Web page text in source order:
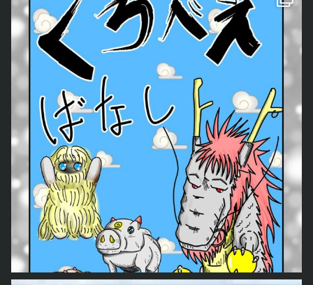
我が家では毎年、私の父手作りのしめ縄を飾